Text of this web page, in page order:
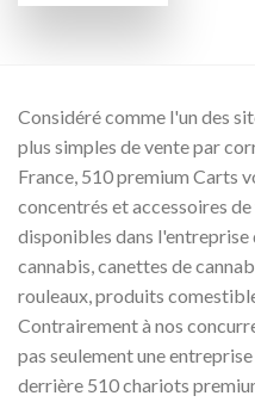
Considéré comme l'un des
plus simples de vente par
France, 510 premium Carts
concentrés et accessoires
disponibles dans l'entreprise
cannabis, canettes de
rouleaux, produits
Contrairement à nos
pas seulement une
derrière 510 chariots